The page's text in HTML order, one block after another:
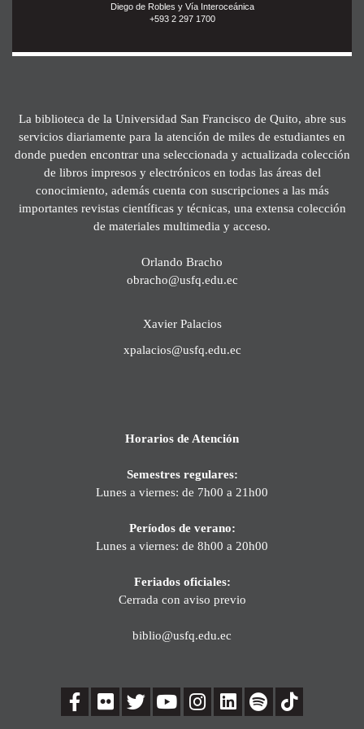
Diego de Robles y Vía Interoceánica
+593 2 297 1700
La biblioteca de la Universidad San Francisco de Quito, abre sus
servicios diariamente para la atención de miles de estudiantes en
donde pueden encontrar una seleccionada y actualizada colección
de libros impresos y electrónicos en todas las áreas del
conocimiento, además cuenta con suscripciones a las más
importantes revistas científicas y técnicas, una extensa colección
de materiales multimedia y acceso.
Orlando Bracho
obracho@usfq.edu.ec
Xavier Palacios
xpalacios@usfq.edu.ec
Horarios de Atención
Semestres regulares:
Lunes a viernes: de 7h00 a 21h00
Períodos de verano:
Lunes a viernes: de 8h00 a 20h00
Feriados oficiales:
Cerrada con aviso previo
biblio@usfq.edu.ec